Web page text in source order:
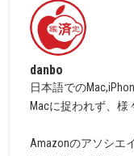
danbo
日本語での
Macに捉われず、様
Amazonのアソシエ